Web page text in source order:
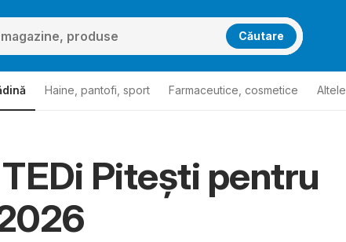
Căutare
Haine, pantofi, sport Farmaceutice, cosmetice Altele
Pitești pentru